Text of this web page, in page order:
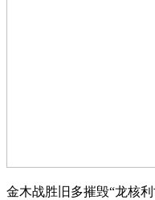
金木战胜旧多摧毁“龙核